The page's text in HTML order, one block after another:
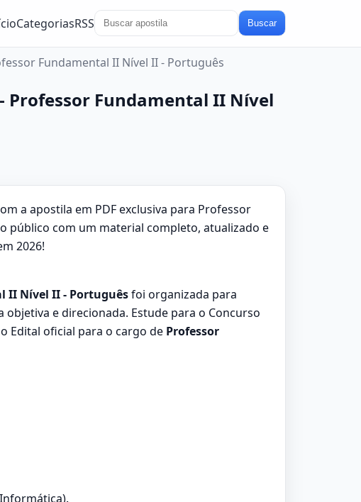
CategoriasRSS Buscar
Fundamental II Nível II - Português
Professor Fundamental II Nível
a apostila em PDF exclusiva para Professor
público com um material completo, atualizado e
2026!
II Nível II - Portuguêsfoi organizada para
e direcionada. Estude para o Concurso
Edital oficial para o cargo de Professor